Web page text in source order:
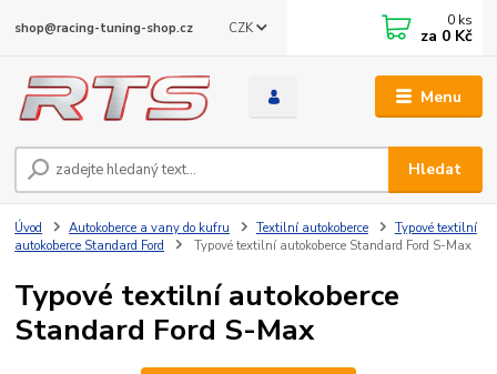
Menu
CZK
Hledat
shop@racing-tuning-shop.cz 0 ks
za 0 Kč
Úvod Autokoberce a vany do kufru Textilní autokoberce
Typové textilní
autokoberce Standard Ford
Typové textilní autokoberce Standard Ford S-Max
Typové textilní autokoberce
Standard Ford S-Max